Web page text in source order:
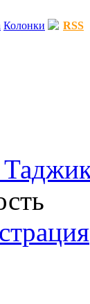
Колонки RSS